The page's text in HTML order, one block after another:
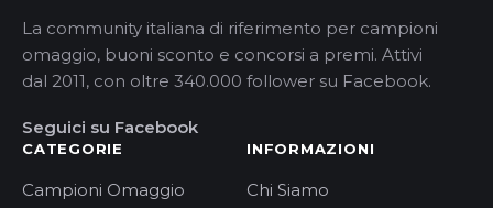
La community italiana di riferimento per campioni
omaggio, buoni sconto e concorsi a premi. Attivi
dal 2011, con oltre 340.000 follower su Facebook.
Seguici su Facebook
CATEGORIE
Campioni Omaggio
INFORMAZIONI
Chi Siamo